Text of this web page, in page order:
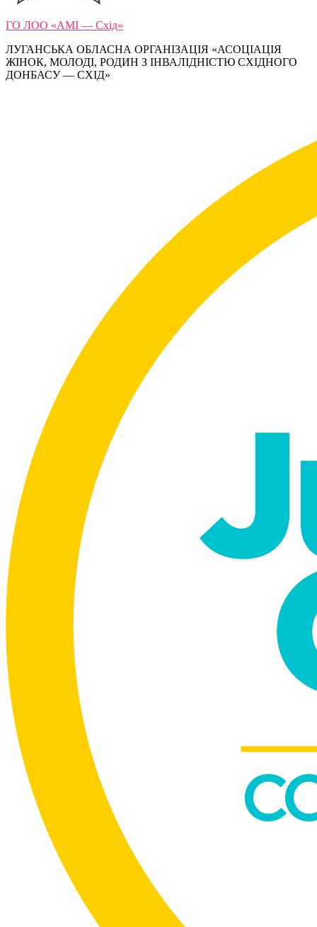
ГО ЛОО «АМІ — Схід»
ЛУГАНСЬКА ОБЛАСНА ОРГАНІЗАЦІЯ «АСОЦІАЦІЯ
ЖІНОК, МОЛОДІ, РОДИН З ІНВАЛІДНІСТЮ СХІДНОГО
ДОНБАСУ — СХІД»